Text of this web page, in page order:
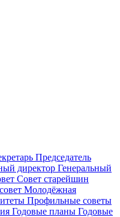
Председатель
директор Генеральный
Совет старейшин
Молодёжная
Профильные советы
Годовые планы Годовые